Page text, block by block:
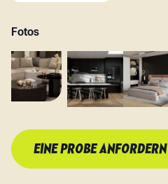
Fotos
EINE PROBE ANFORDERN